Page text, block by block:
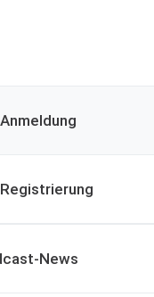
Anmeldung
Registrierung
News